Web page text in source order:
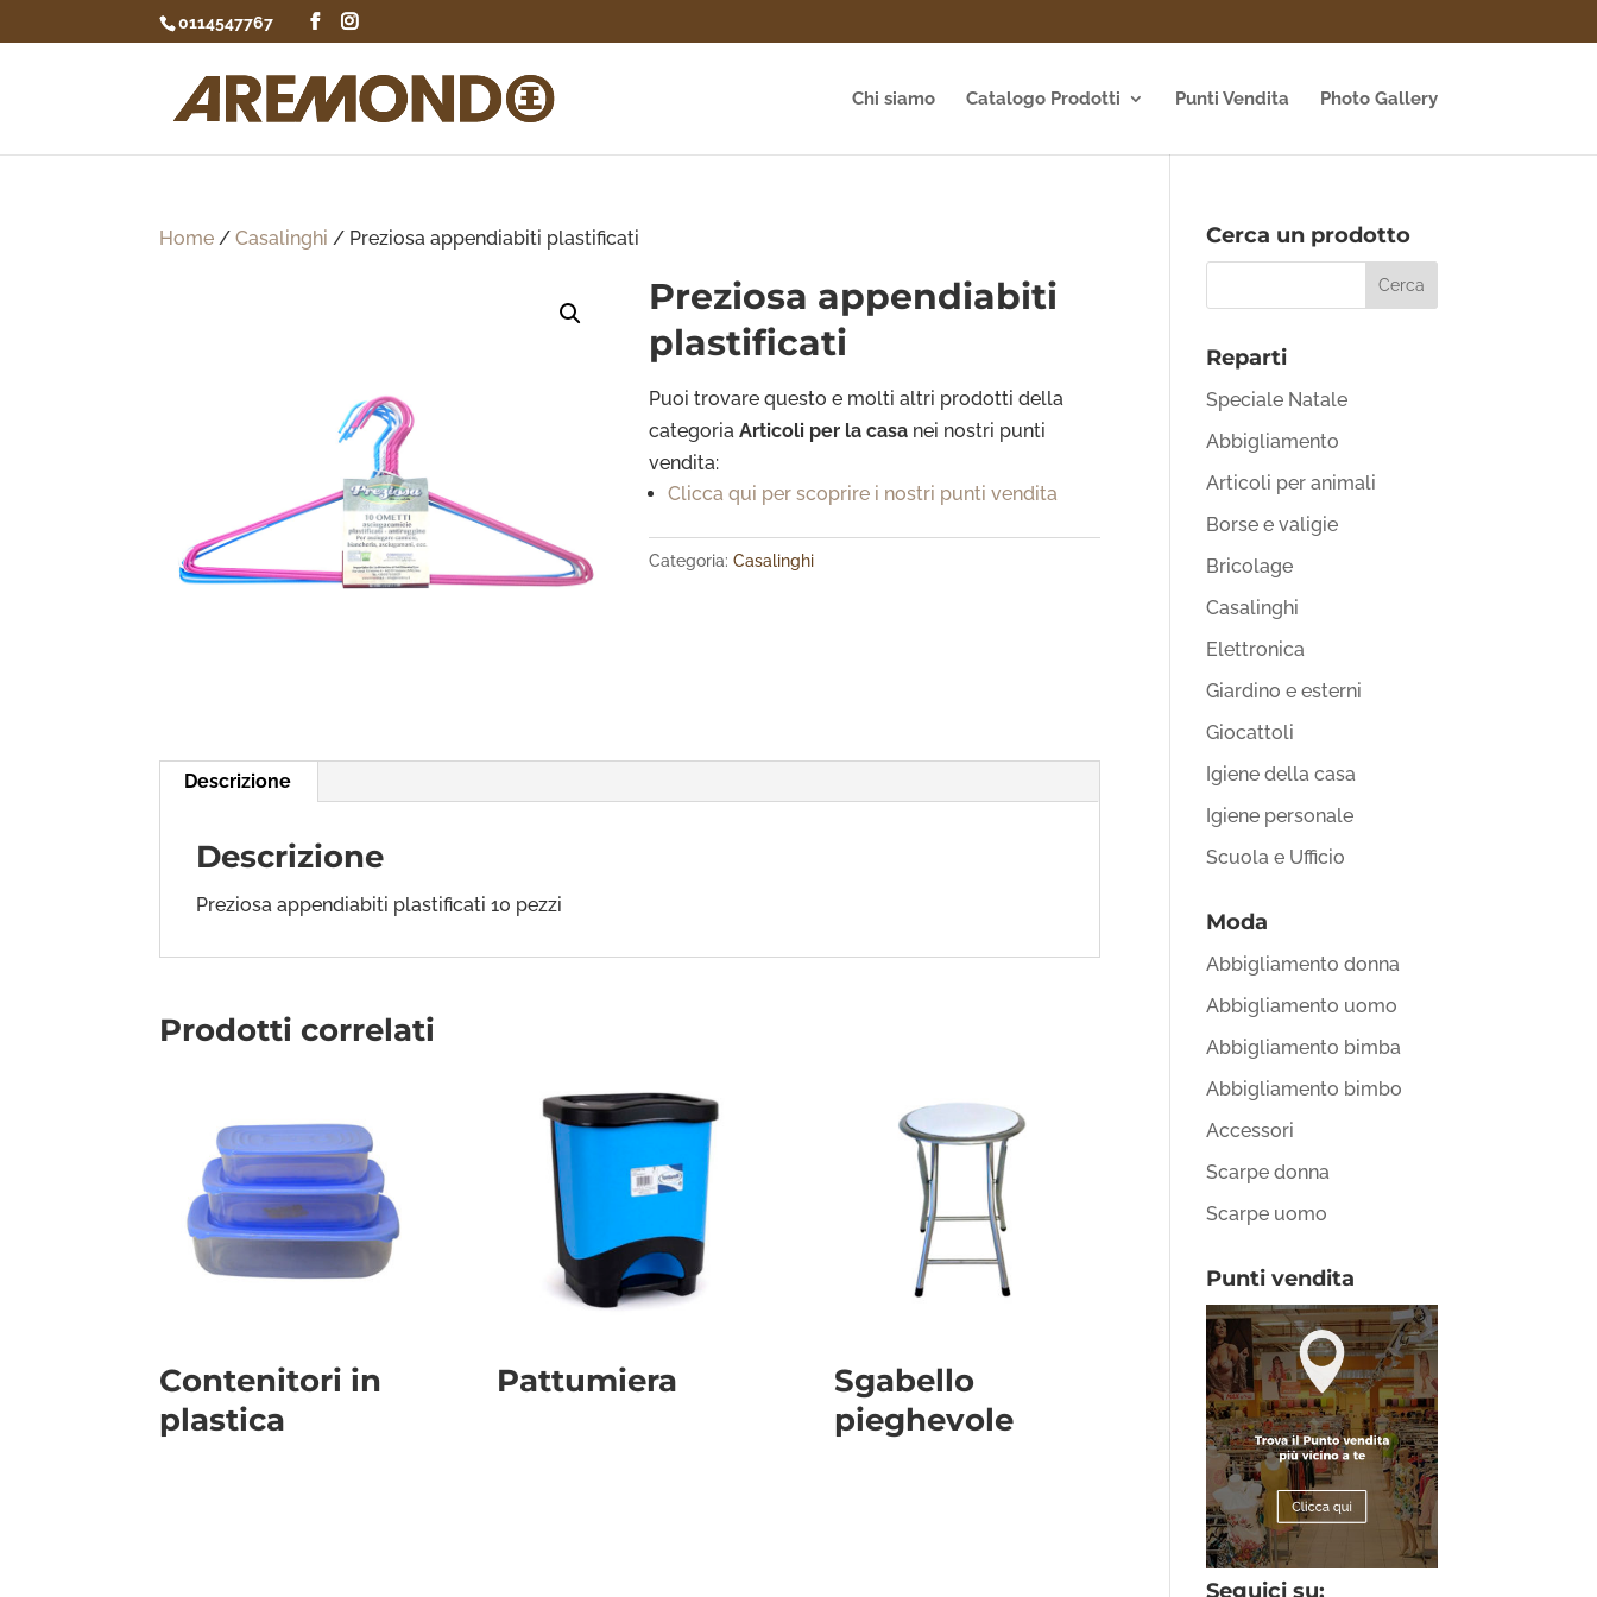
0114547767
Chi siamo Catalogo Prodotti Punti Vendita Photo Gallery
Home /Casalinghi / Preziosa appendiabiti plastificati
Preziosa appendiabiti
plastificati
Puoi trovare questo e molti altri prodotti della
categoriaArticoli per la casa nei nostri punti
vendita:
Clicca qui per scoprire i nostri punti vendita
Categoria:Casalinghi
Descrizione
Descrizione
Preziosa appendiabiti plastificati 10 pezzi
Prodotti correlati
Contenitori in
plastica
Pattumiera
Sgabello
pieghevole
Cerca un prodotto
Reparti
Speciale Natale
Abbigliamento
Articoli per animali
Borse e valigie
Bricolage
Casalinghi
Elettronica
Giardino e esterni
Giocattoli
Igiene della casa
Igiene personale
Scuola e Ufficio
Moda
Abbigliamento donna
Abbigliamento uomo
Abbigliamento bimba
Abbigliamento bimbo
Accessori
Scarpe donna
Scarpe uomo
Punti vendita
Seguici su: